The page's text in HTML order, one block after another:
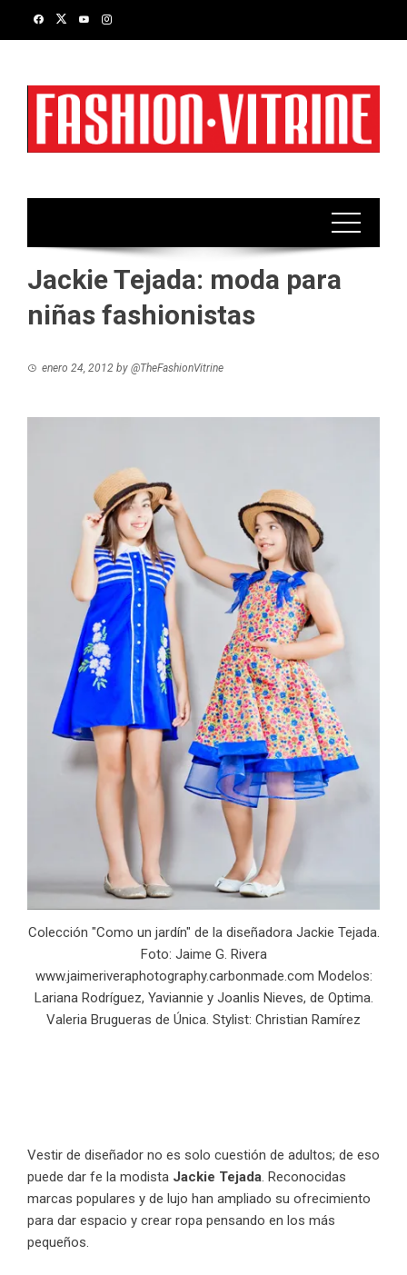
Jackie Tejada: moda para
niñas fashionistas
enero 24, 2012 by @TheFashionVitrine
Colección "Como un jardín" de la diseñadora Jackie Tejada.
Foto: Jaime G. Rivera
www.jaimeriveraphotography.carbonmade.com Modelos:
Lariana Rodríguez, Yaviannie y Joanlis Nieves, de Optima.
Valeria Brugueras de Única. Stylist: Christian Ramírez
Vestir de diseñador no es solo cuestión de adultos; de eso
puede dar fe la modista Jackie Tejada. Reconocidas
marcas populares y de lujo han ampliado su ofrecimiento
para dar espacio y crear ropa pensando en los más
pequeños.